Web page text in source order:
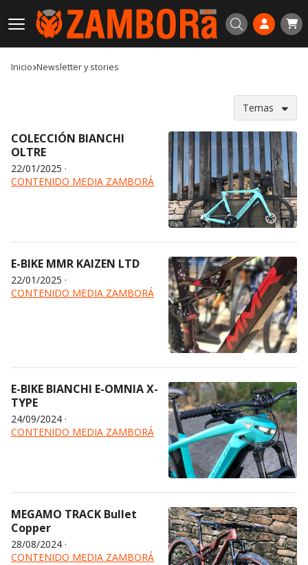
Buscar
Inicio newsletter y stories
Temas
COLECCIÓN BIANCHI
OLTRE
22/01/2025 ·
CONTENIDO MEDIA ZAMBORÁ
E-BIKE MMR KAIZEN LTD
22/01/2025 ·
CONTENIDO MEDIA ZAMBORÁ
E-BIKE BIANCHI E-OMNIA X-
TYPE
24/09/2024 ·
CONTENIDO MEDIA ZAMBORÁ
MEGAMO TRACK Bullet
Copper
28/08/2024 ·
CONTENIDO MEDIA ZAMBORÁ